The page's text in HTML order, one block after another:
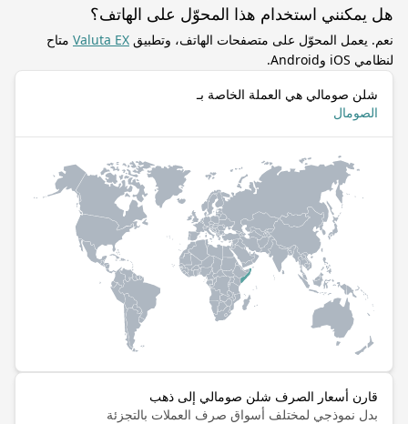
هل يمكنني استخدام هذا المحوّل على الهاتف؟
نعم. يعمل المحوّل على متصفحات الهاتف، وتطبيق Valuta EX متاح
لنظامي iOS وAndroid.
شلن صومالي هي العملة الخاصة بـ
الصومال
قارن أسعار الصرف شلن صومالي إلى ذهب
بدل نموذجي لمختلف أسواق صرف العملات بالتجزئة